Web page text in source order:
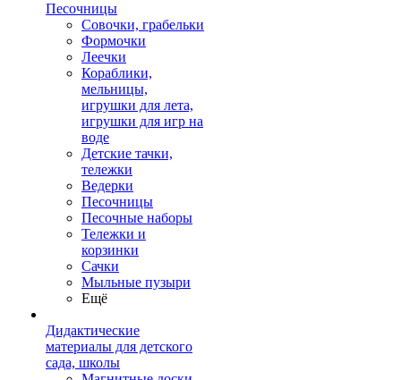
Песочницы
Совочки, грабельки
Формочки
Леечки
Кораблики,
мельницы,
игрушки для лета,
игрушки для игр на
воде
Детские тачки,
тележки
Ведерки
Песочницы
Песочные наборы
Тележки и
корзинки
Сачки
Мыльные пузыри
Ещё
Дидактические
материалы для детского
сада, школы